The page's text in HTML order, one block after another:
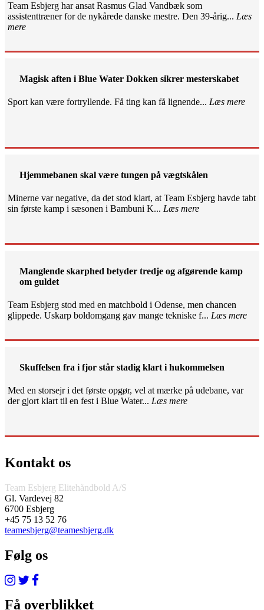
Team Esbjerg har ansat Rasmus Glad Vandbæk som
assistenttræner for de nykårede danske mestre. Den 39-årig... Læs
mere
Magisk aften i Blue Water Dokken sikrer mesterskabet
Sport kan være fortryllende. Få ting kan få lignende... Læs mere
Hjemmebanen skal være tungen på vægtskålen
Minerne var negative, da det stod klart, at Team Esbjerg havde tabt
sin første kamp i sæsonen i Bambuni K... Læs mere
Manglende skarphed betyder tredje og afgørende kamp
om guldet
Team Esbjerg stod med en matchbold i Odense, men chancen
glippede. Uskarp boldomgang gav mange tekniske f... Læs mere
Skuffelsen fra i fjor står stadig klart i hukommelsen
Med en storsejr i det første opgør, vel at mærke på udebane, var
der gjort klart til en fest i Blue Water... Læs mere
Kontakt os
Team Esbjerg Elitehåndbold A/S
Gl. Vardevej 82
6700 Esbjerg
+45 75 13 52 76
teamesbjerg@teamesbjerg.dk
Følg os
Få overblikket